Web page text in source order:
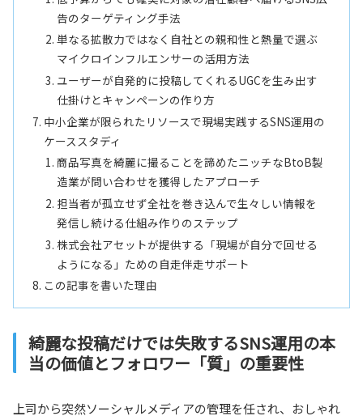
告のターゲティング手法
単なる拡散力ではなく自社との親和性と熱量で選ぶ
マイクロインフルエンサーの活用方法
ユーザーが自発的に投稿してくれるUGCを生み出す
仕掛けとキャンペーンの作り方
中小企業が限られたリソースで現場実践するSNS運用の
ケーススタディ
商品写真を綺麗に撮ることを諦めたニッチなBtoB製
造業が問い合わせを獲得したアプローチ
担当者が孤立せず全社を巻き込んで生々しい情報を
発信し続ける仕組み作りのステップ
株式会社アセットが提供する「現場が自分で回せる
ようになる」ための自走伴走サポート
この記事を書いた理由
綺麗な投稿だけでは失敗するSNS運用の本
当の価値とフォロワー「質」の重要性
上司から突然ソーシャルメディアの管理を任され、おしゃれ